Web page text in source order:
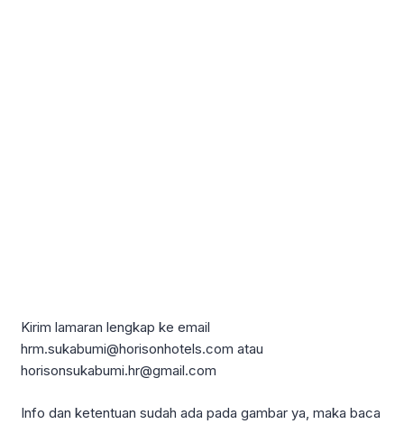
Kirim lamaran lengkap ke email
hrm.sukabumi@horisonhotels.com atau
horisonsukabumi.hr@gmail.com
Info dan ketentuan sudah ada pada gambar ya, maka baca